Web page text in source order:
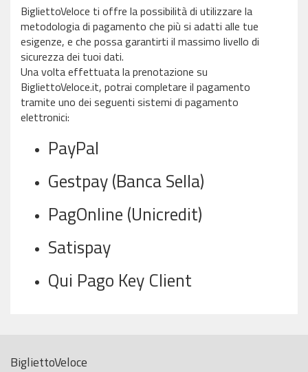
BigliettoVeloce ti offre la possibilità di utilizzare la
metodologia di pagamento che più si adatti alle tue
esigenze, e che possa garantirti il massimo livello di
sicurezza dei tuoi dati.
Una volta effettuata la prenotazione su
BigliettoVeloce.it, potrai completare il pagamento
tramite uno dei seguenti sistemi di pagamento
elettronici:
PayPal
Gestpay (Banca Sella)
PagOnline (Unicredit)
Satispay
Qui Pago Key Client
BigliettoVeloce